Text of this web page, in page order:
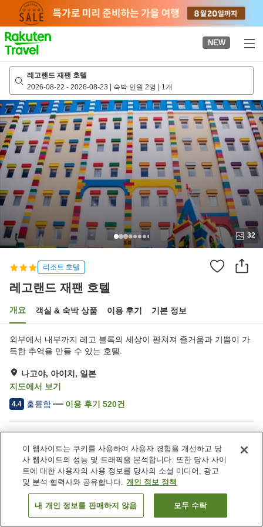
page
NEW
레고랜드 재팬 호텔
2026-08-22 - 2026-08-23 | 숙박 인원 2명 | 1개
32
리조트 호텔
레고랜드 재팬 호텔
개요 객실 & 숙박 상품 이용 후기 기본 정보
외부에서 내부까지 레고 블록의 세상이 펼쳐져 즐거움과 기쁨이 가
득한 추억을 만들 수 있는 호텔.
나고야, 아이치, 일본
지도에서 보기
4.4 훌륭함 이용 후기 520건
레스토랑
자동판매기
상점
룸서비스
객실 보기
이 웹사이트는 쿠키를 사용하여 사용자 경험을 개선하고 당
사 웹사이트의 성능 및 트래픽을 분석합니다. 또한 당사 사이
트에 대한 사용자의 사용 정보를 당사의 소셜 미디어, 광고
및 분석 협력사와 공유합니다. 개인 정보 정책
내 개인 정보를 판매하지 않음 모두 수락